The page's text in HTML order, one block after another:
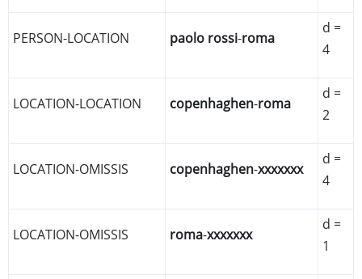
PERSON-LOCATION paolo rossi-roma
d =
4
LOCATION-LOCATION copenhaghen-roma
d =
2
LOCATION-OMISSIS copenhaghen-xxxxxxx
d =
4
LOCATION-OMISSIS roma-xxxxxxx
d =
1